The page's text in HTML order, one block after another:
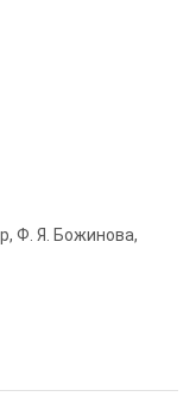
Ф. Я. Божинова,